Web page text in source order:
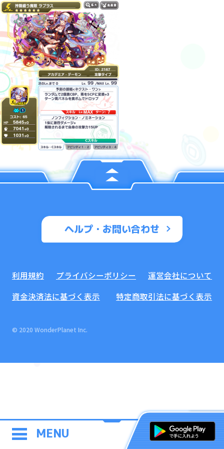
MENU
ヘルプ・お問い合わせ
利用規約 プライバシーポリシー
運営会社について
資金決済法に基づく表示
特定商取引法に基づく表示
© 2020 WonderPlanet Inc.